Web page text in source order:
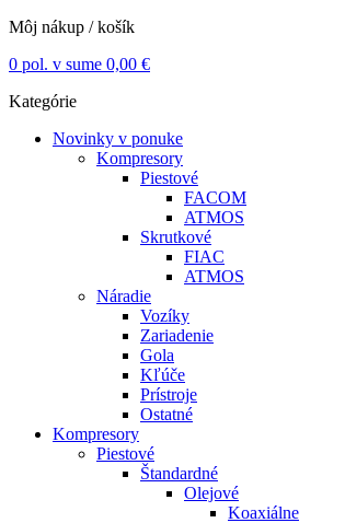
Môj nákup / košík
0 pol. v sume 0,00 €
Kategórie
Novinky v ponuke
Kompresory
Piestové
FACOM
ATMOS
Skrutkové
FIAC
ATMOS
Náradie
Vozíky
Zariadenie
Gola
Kľúče
Prístroje
Ostatné
Kompresory
Piestové
Štandardné
Olejové
Koaxiálne